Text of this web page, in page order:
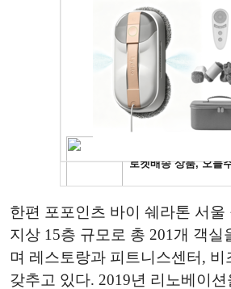
한편 포포인츠 바이 쉐라톤 서울
지상 15층 규모로 총 201개 객실
며 레스토랑과 피트니스센터, 비
갖추고 있다. 2019년 리노베이